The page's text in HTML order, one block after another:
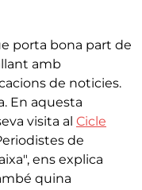
porta bona part de
amb
de noticies.
En aquesta
visita al Cicle
de
ens explica
quina